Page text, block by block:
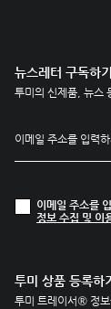
뉴스레터 구독하기
투미의 신제품, 뉴스
이메일 주소를
정보 수집 및 이
투미 상품 등록하기
투미 트레이서® 정보